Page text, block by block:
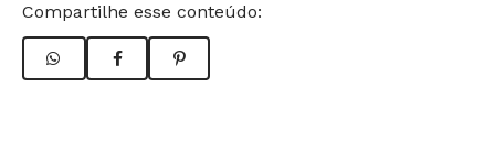
Compartilhe esse conteúdo: